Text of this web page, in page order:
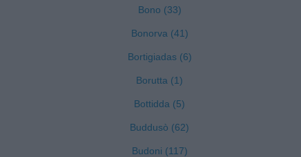
Bono (33)
Bonorva (41)
Bortigiadas (6)
Borutta (1)
Bottidda (5)
Buddusò (62)
Budoni (117)